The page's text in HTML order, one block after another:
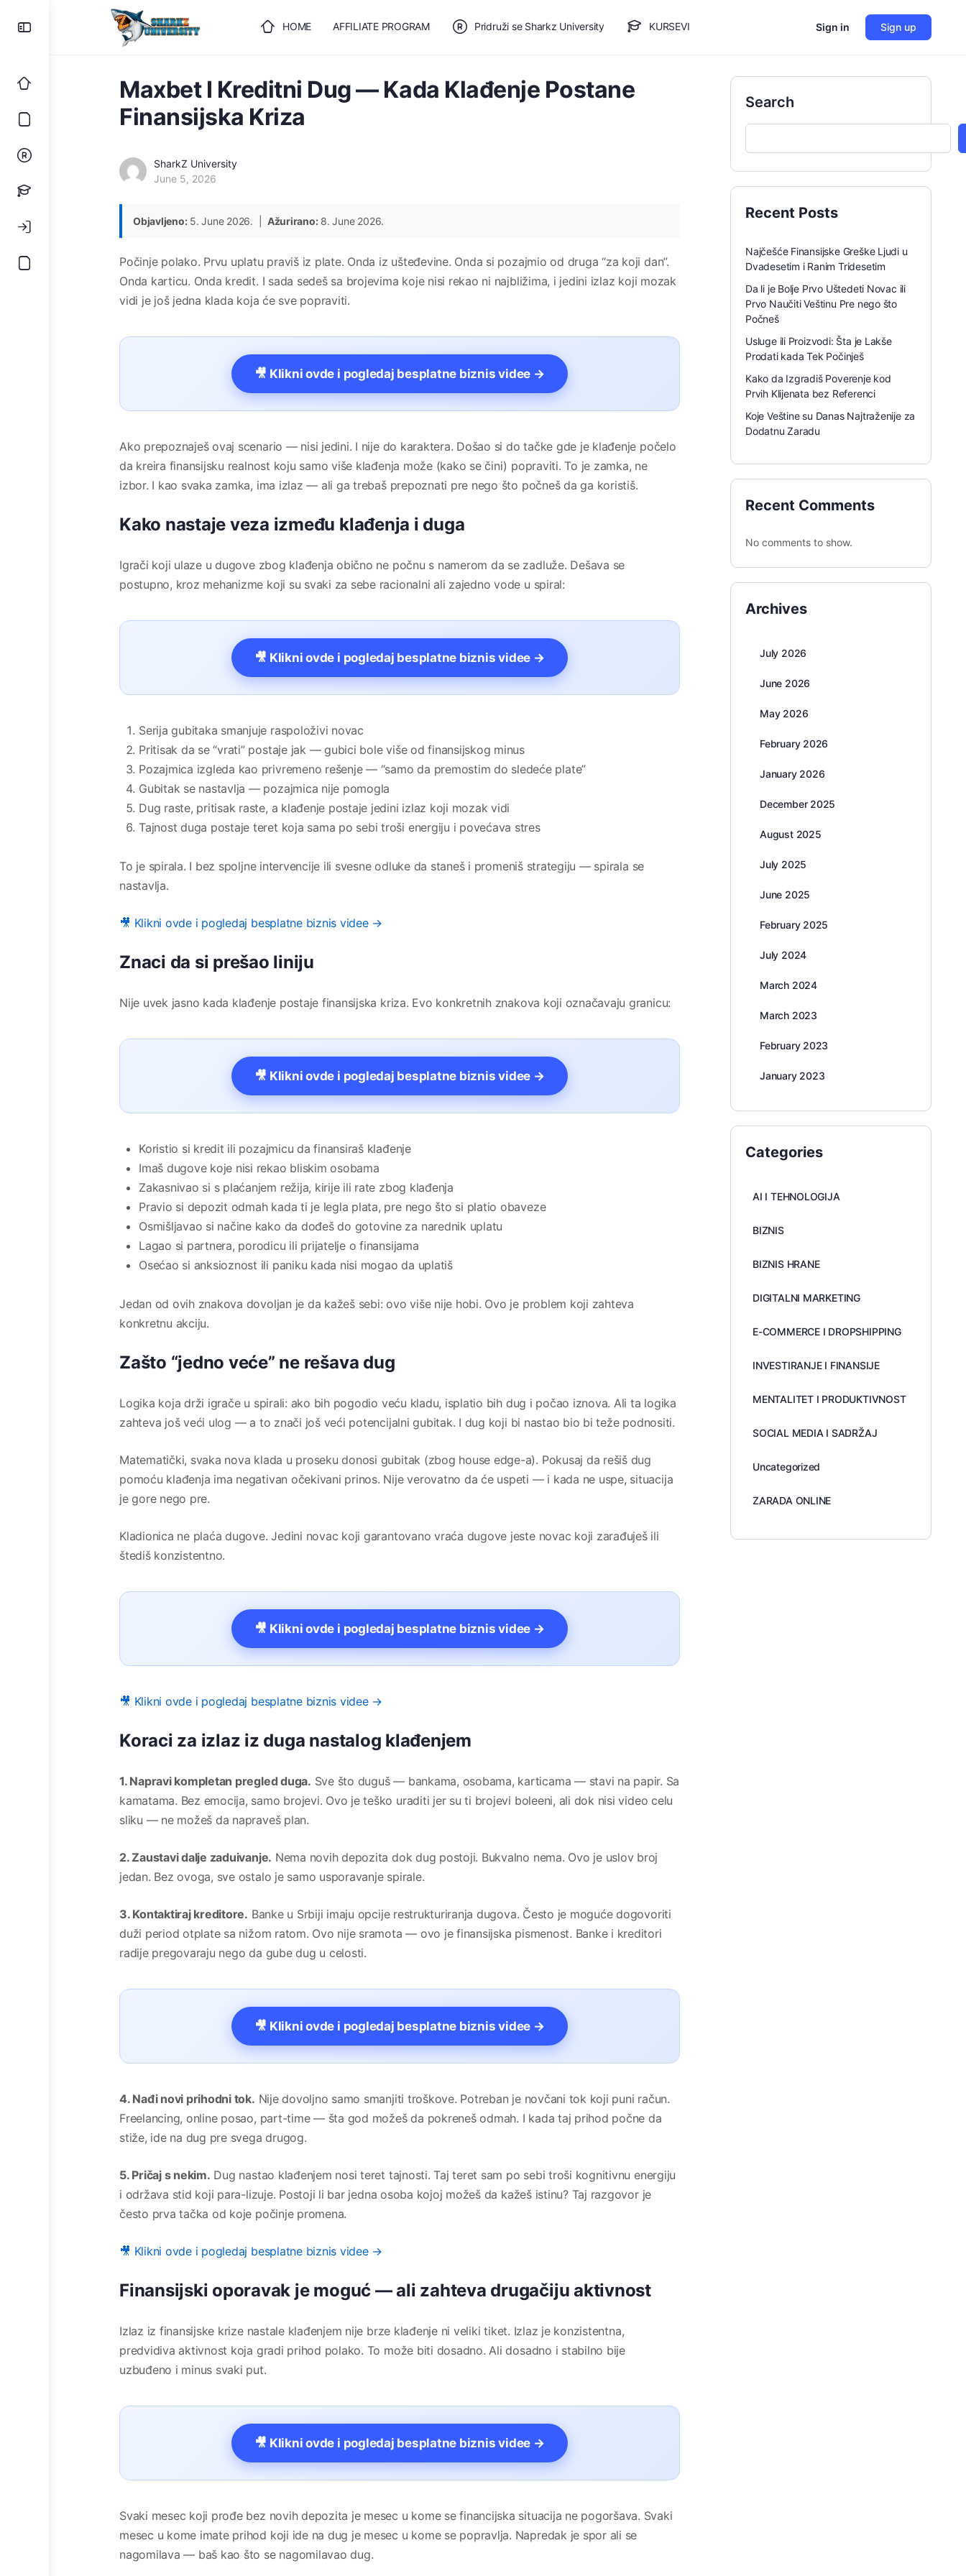
HOME AFFILIATE PROGRAM Pridruži se Sharkz University KURSEVI
ULOGUJTE SE 🎯 BESPLATAN PLAN
Sign in Sign up
Maxbet I Kreditni Dug — Kada Klađenje Postane
Finansijska Kriza
SharkZ University
June 5, 2026
Objavljeno:5. June 2026. | Ažurirano:8. June 2026.
Počinje polako. Prvu uplatu praviš iz plate. Onda iz ušteđevine. Onda si pozajmio od druga “za koji dan”.
Onda karticu. Onda kredit. I sada sedeš sa brojevima koje nisi rekao ni najbližima, i jedini izlaz koji mozak
vidi je još jedna klada koja će sve popraviti.
🎥 Klikni ovde i pogledaj besplatne biznis videe →
Ako prepoznaješ ovaj scenario — nisi jedini. I nije do karaktera. Došao si do tačke gde je klađenje počelo
da kreira finansijsku realnost koju samo više klađenja može (kako se čini) popraviti. To je zamka, ne
izbor. I kao svaka zamka, ima izlaz — ali ga trebaš prepoznati pre nego što počneš da ga koristiš.
Kako nastaje veza između klađenja i duga
Igrači koji ulaze u dugove zbog klađenja obično ne počnu s namerom da se zadluže. Dešava se
postupno, kroz mehanizme koji su svaki za sebe racionalni ali zajedno vode u spiral:
🎥 Klikni ovde i pogledaj besplatne biznis videe →
Serija gubitaka smanjuje raspoloživi novac
Pritisak da se “vrati” postaje jak — gubici bolе više od finansijskog minus
Pozajmica izgleda kao privremeno rešenje — “samo da premostim do sledeće plate”
Gubitak se nastavlja — pozajmica nije pomogla
Dug raste, pritisak raste, a klađenje postaje jedini izlaz koji mozak vidi
Tajnost duga postaje teret koja sama po sebi troši energiju i povećava stres
To je spirala. I bez spoljne intervencije ili svesne odluke da staneš i promeniš strategiju — spirala se
nastavlja.
🎥 Klikni ovde i pogledaj besplatne biznis videe →
Znaci da si prešao liniju
Nije uvek jasno kada klađenje postaje finansijska kriza. Evo konkretnih znakova koji označavaju granicu:
🎥 Klikni ovde i pogledaj besplatne biznis videe →
Koristio si kredit ili pozajmicu da finansiraš klađenje
Imaš dugove koje nisi rekao bliskim osobama
Zakasnivao si s plaćanjem režija, kirije ili rate zbog klađenja
Pravio si depozit odmah kada ti je legla plata, pre nego što si platio obaveze
Osmišljavao si načine kako da dođeš do gotovine za narednik uplatu
Lagao si partnera, porodicu ili prijatelje o finansijama
Osećao si anksioznost ili paniku kada nisi mogao da uplatiš
Jedan od ovih znakova dovoljan je da kažeš sebi: ovo više nije hobi. Ovo je problem koji zahteva
konkretnu akciju.
Zašto “jedno veće” ne rešava dug
Logika koja drži igrače u spirali: ako bih pogodio veću kladu, isplatio bih dug i počao iznova. Ali ta logika
zahteva još veći ulog — a to znači još veći potencijalni gubitak. I dug koji bi nastao bio bi teže podnositi.
Matematički, svaka nova klada u proseku donosi gubitak (zbog house edge-a). Pokusaj da rešiš dug
pomoću klađenja ima negativan očekivani prinos. Nije verovatno da će uspeti — i kada ne uspe, situacija
je gore nego pre.
Kladionica ne plaća dugove. Jedini novac koji garantovano vraća dugove jeste novac koji zarađuješ ili
štediš konzistentno.
🎥 Klikni ovde i pogledaj besplatne biznis videe →
🎥 Klikni ovde i pogledaj besplatne biznis videe →
Koraci za izlaz iz duga nastalog klađenjem
1. Napravi kompletan pregled duga. Sve što duguš — bankama, osobama, karticama — stavi na papir. Sa
kamatama. Bez emocija, samo brojevi. Ovo je teško uraditi jer su ti brojevi boleeni, ali dok nisi video celu
sliku — ne možeš da napraveš plan.
2. Zaustavi dalje zaduivanje. Nema novih depozita dok dug postoji. Bukvalno nema. Ovo je uslov broj
jedan. Bez ovoga, sve ostalo je samo usporavanje spirale.
3. Kontaktiraj kreditore. Banke u Srbiji imaju opcije restrukturiranja dugova. Često je moguće dogovoriti
duži period otplate sa nižom ratom. Ovo nije sramota — ovo je finansijska pismenost. Banke i kreditori
radije pregovaraju nego da gube dug u celosti.
🎥 Klikni ovde i pogledaj besplatne biznis videe →
4. Nađi novi prihodni tok. Nije dovoljno samo smanjiti troškove. Potreban je novčani tok koji puni račun.
Freelancing, online posao, part-time — šta god možeš da pokreneš odmah. I kada taj prihod počne da
stiže, ide na dug pre svega drugog.
5. Pričaj s nekim. Dug nastao klađenjem nosi teret tajnosti. Taj teret sam po sebi troši kognitivnu energiju
i održava stid koji para-lizuje. Postoji li bar jedna osoba kojoj možeš da kažeš istinu? Taj razgovor je
često prva tačka od koje počinje promena.
🎥 Klikni ovde i pogledaj besplatne biznis videe →
Finansijski oporavak je moguć — ali zahteva drugačiju aktivnost
Izlaz iz finansijske krize nastale klađenjem nije brze klađenje ni veliki tiket. Izlaz je konzistentna,
predvidiva aktivnost koja gradi prihod polako. To može biti dosadno. Ali dosadno i stabilno bije
uzbuđeno i minus svaki put.
🎥 Klikni ovde i pogledaj besplatne biznis videe →
Svaki mesec koji prođe bez novih depozita je mesec u kome se financijska situacija ne pogoršava. Svaki
mesec u kome imate prihod koji ide na dug je mesec u kome se popravlja. Napredak je spor ali se
nagomilava — baš kao što se nagomilavao dug.
Search
Recent Posts
Najčešće Finansijske Greške Ljudi u
Dvadesetim i Ranim Tridesetim
Da li je Bolje Prvo Uštedeti Novac ili
Prvo Naučiti Veštinu Pre nego što
Počneš
Usluge ili Proizvodi: Šta je Lakše
Prodati kada Tek Počinješ
Kako da Izgradiš Poverenje kod
Prvih Klijenata bez Referenci
Koje Veštine su Danas Najtraženije za
Dodatnu Zaradu
Recent Comments
No comments to show.
Archives
July 2026
June 2026
May 2026
February 2026
January 2026
December 2025
August 2025
July 2025
June 2025
February 2025
July 2024
March 2024
March 2023
February 2023
January 2023
Categories
AI I TEHNOLOGIJA
BIZNIS
BIZNIS HRANE
DIGITALNI MARKETING
E-COMMERCE I DROPSHIPPING
INVESTIRANJE I FINANSIJE
MENTALITET I PRODUKTIVNOST
SOCIAL MEDIA I SADRŽAJ
Uncategorized
ZARADA ONLINE